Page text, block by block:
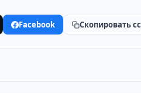
Facebook Скопировать